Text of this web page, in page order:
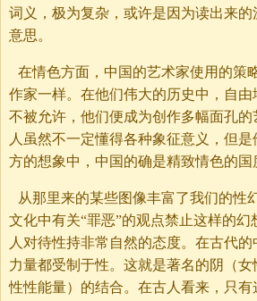
词义，极为复杂，或许是因为读出来的
意思。
在情色方面，中国的艺术家使用的策
作家一样。在他们伟大的历史中，自由
不被允许，他们便成为创作多幅面孔的
人虽然不一定懂得各种象征意义，但
方的想象中，中国的确是精致情色的国
从那里来的某些图像丰富了我们的性
文化中有关“罪恶”的观点禁止这样的幻
人对待性持非常自然的态度。在古代
力量都受制于性。这就是著名的阴（
性性能量）的结合。在古人看来，只